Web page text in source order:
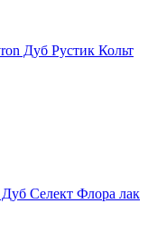
Дуб Рустик Кольт
Селект Флора лак